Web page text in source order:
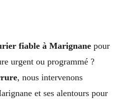
fiable à Marignane pour
urgent ou programmé ?
, nous intervenons
et ses alentours pour